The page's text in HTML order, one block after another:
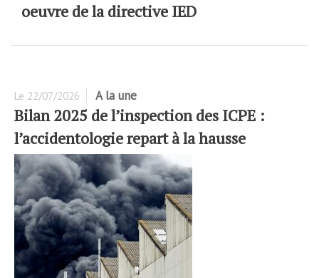
oeuvre de la directive IED
Le 22/07/2026 A la une
Bilan 2025 de l’inspection des ICPE :
l’accidentologie repart à la hausse